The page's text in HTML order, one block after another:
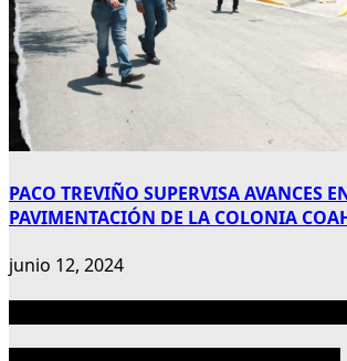
PACO TREVIÑO SUPERVISA AVANCES
PAVIMENTACIÓN DE LA COLONIA
junio 12, 2024